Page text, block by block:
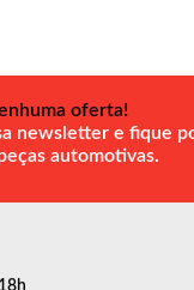
oferta!
newsletter e fique
automotivas.